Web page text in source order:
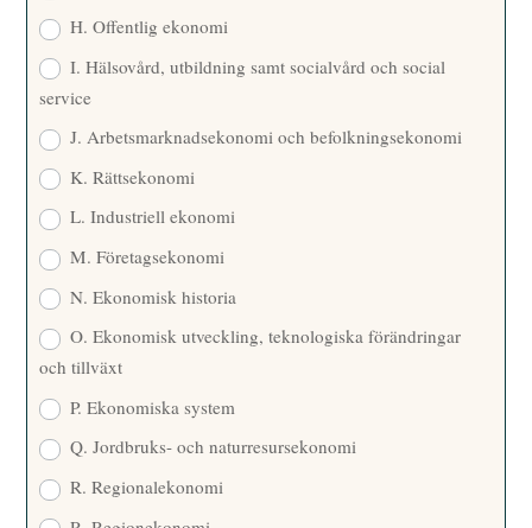
H. Offentlig ekonomi
I. Hälsovård, utbildning samt socialvård och social
service
J. Arbetsmarknadsekonomi och befolkningsekonomi
K. Rättsekonomi
L. Industriell ekonomi
M. Företagsekonomi
N. Ekonomisk historia
O. Ekonomisk utveckling, teknologiska förändringar
och tillväxt
P. Ekonomiska system
Q. Jordbruks- och naturresursekonomi
R. Regionalekonomi